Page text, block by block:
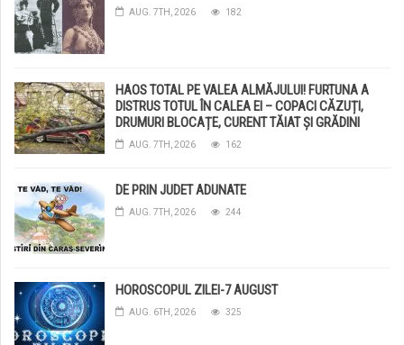
AUG. 7TH, 2026 182
HAOS TOTAL PE VALEA ALMĂJULUI! FURTUNA A
DISTRUS TOTUL ÎN CALEA EI – COPACI CĂZUȚI,
DRUMURI BLOCAȚE, CURENT TĂIAT ȘI GRĂDINI
DISTRUSE DE GRINDINĂ!
AUG. 7TH, 2026 162
DE PRIN JUDET ADUNATE
AUG. 7TH, 2026 244
HOROSCOPUL ZILEI-7 AUGUST
AUG. 6TH, 2026 325